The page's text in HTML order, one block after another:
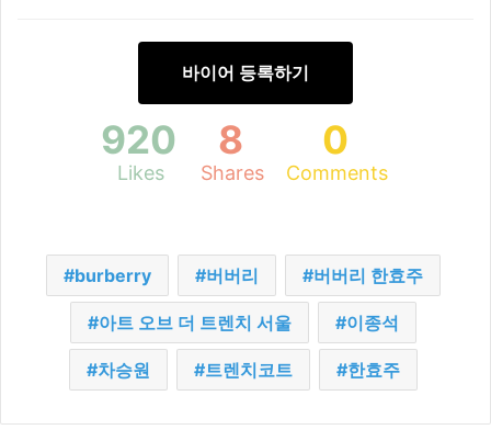
바이어 등록하기
920
Likes
8
Shares
0
Comments
burberry 버버리 버버리 한효주
아트 오브 더 트렌치 서울 이종석
차승원 트렌치코트 한효주